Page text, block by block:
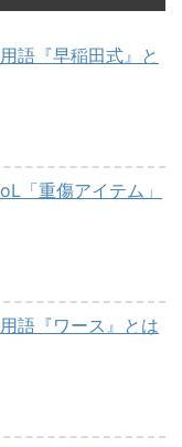
語『早稲田式』と
「重傷アイテム」
語『ワース』とは